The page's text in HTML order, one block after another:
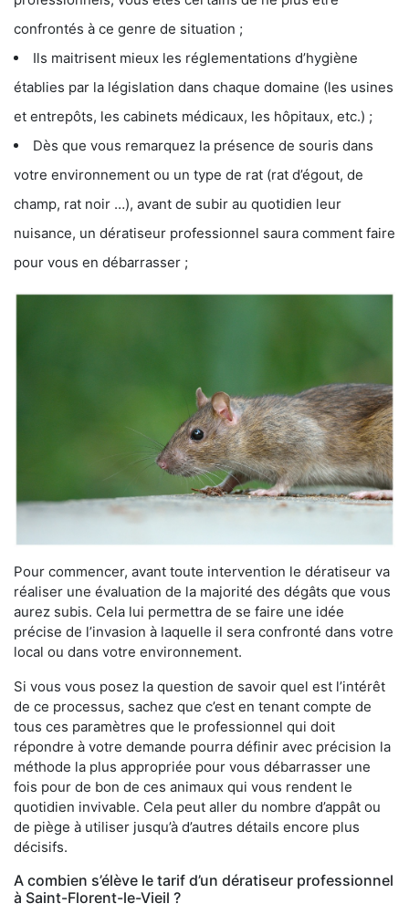
confrontés à ce genre de situation ;
Ils maitrisent mieux les réglementations d’hygiène
établies par la législation dans chaque domaine (les usines
et entrepôts, les cabinets médicaux, les hôpitaux, etc.) ;
Dès que vous remarquez la présence de souris dans
votre environnement ou un type de rat (rat d’égout, de
champ, rat noir …), avant de subir au quotidien leur
nuisance, un dératiseur professionnel saura comment faire
pour vous en débarrasser ;
Pour commencer, avant toute intervention le dératiseur va
réaliser une évaluation de la majorité des dégâts que vous
aurez subis. Cela lui permettra de se faire une idée
précise de l’invasion à laquelle il sera confronté dans votre
local ou dans votre environnement.
Si vous vous posez la question de savoir quel est l’intérêt
de ce processus, sachez que c’est en tenant compte de
tous ces paramètres que le professionnel qui doit
répondre à votre demande pourra définir avec précision la
méthode la plus appropriée pour vous débarrasser une
fois pour de bon de ces animaux qui vous rendent le
quotidien invivable. Cela peut aller du nombre d’appât ou
de piège à utiliser jusqu’à d’autres détails encore plus
décisifs.
A combien s’élève le tarif d’un dératiseur professionnel
à Saint-Florent-le-Vieil ?